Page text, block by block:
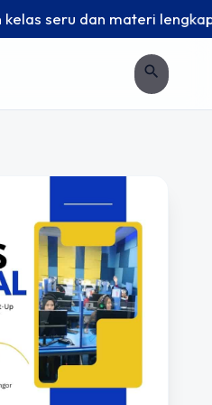
seru dan materi lengkap
search